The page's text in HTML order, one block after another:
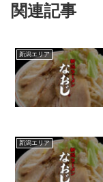
関連記事
新潟エリア
新潟エリア